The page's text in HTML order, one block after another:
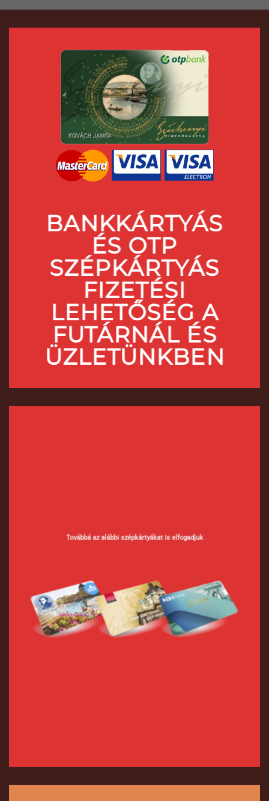
BANKKÁRTYÁS
ÉS OTP
SZÉPKÁRTYÁS
FIZETÉSI
LEHETŐSÉG A
FUTÁRNÁL ÉS
ÜZLETÜNKBEN
Továbbá az alábbi szépkártyákat is elfogadjuk